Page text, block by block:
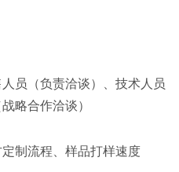
员（负责洽谈）、技术人员
略合作洽谈）
制流程、样品打样速度